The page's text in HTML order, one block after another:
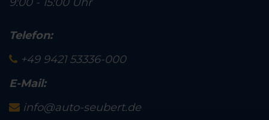
Telefon:
+49 9421 53336-000
E-Mail:
info@auto-seubert.de